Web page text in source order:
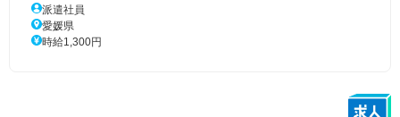
派遣社員
愛媛県
時給1,300円